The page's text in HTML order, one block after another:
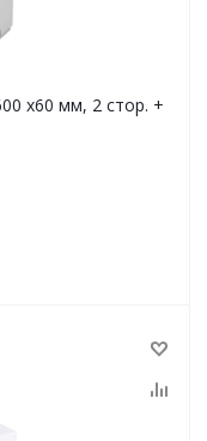
х60 мм, 2 стор. +